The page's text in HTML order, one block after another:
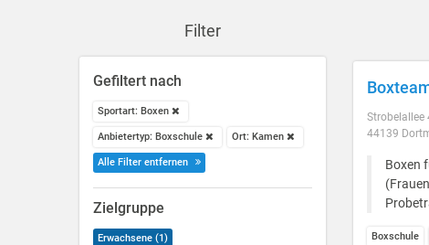
Filter
Gefiltert nach
Sportart: Boxen
Anbietertyp: Boxschule Ort: Kamen
Alle Filter entfernen
Zielgruppe
Erwachsene (1)
Strobelallee
44139
Boxen
Boxschule